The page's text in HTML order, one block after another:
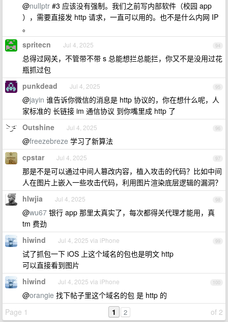
@nulIptr #3 应该没有强制。我们之前写内部软件（校园 app
），需要直接发 http 请求，一直可以用的。也不是什么内网 IP
。
94
spritecn Jul 4, 2025
总得过网关，不管带不带 s 总能想拦总能拦，你又不是没用过花
瓶抓过包
95
punkdead Jul 4, 2025
@jayin 谁告诉你微信的消息是 http 协议的，你在想什么呢，人
家标准的 长链接 im 通信协议 到你嘴里成 http 了
96
Outshine Jul 4, 2025
@freezebreze 学习了新算法
97
cpstar Jul 4, 2025
那是不是可以通过中间人篡改内容，植入攻击的代码？比如中间
人在图片上嵌入一些攻击代码，利用图片渲染底层逻辑的漏洞？
98
hlwjia Jul 4, 2025
@wu67 银行 app 那里太真实了，每次都得关代理才能用，真
tm 费劲
99
hiwind Jul 4, 2025 via iPhone
试了抓包一下 iOS 上这个域名的包也是明文 http
可以直接看到图片
100
hiwind Jul 4, 2025 via iPhone
@orangie 找下帖子里这个域名的包 是 http 的
Page 1
of 2
1 2